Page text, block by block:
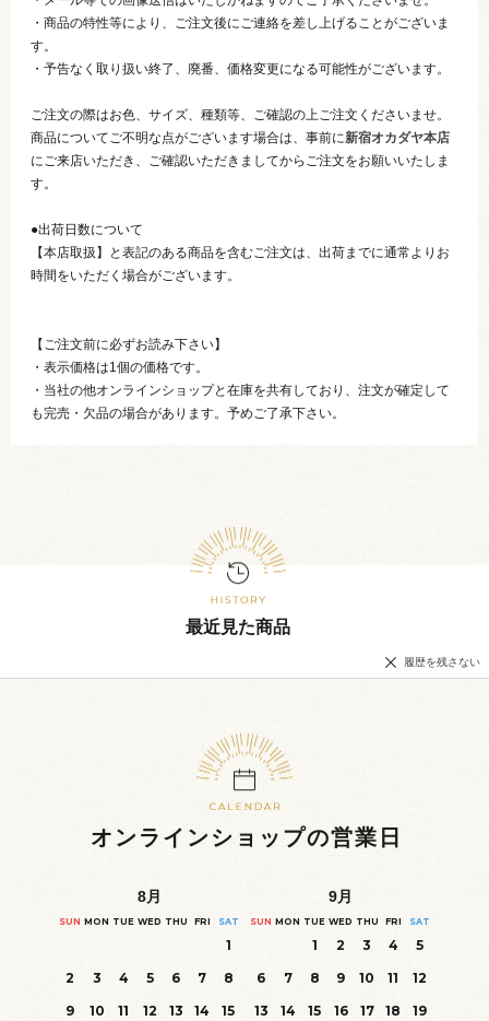
・商品の特性等により、ご注文後にご連絡を差し上げることがございま
す。
・予告なく取り扱い終了、廃番、価格変更になる可能性がございます。
ご注文の際はお色、サイズ、種類等、ご確認の上ご注文くださいませ。
商品についてご不明な点がございます場合は、事前に新宿オカダヤ本店
にご来店いただき、ご確認いただきましてからご注文をお願いいたしま
す。
●出荷日数について
【本店取扱】と表記のある商品を含むご注文は、出荷までに通常よりお
時間をいただく場合がございます。
【ご注文前に必ずお読み下さい】
・表示価格は1個の価格です。
・当社の他オンラインショップと在庫を共有しており、注文が確定して
も完売・欠品の場合があります。予めご了承下さい。
最近見た商品
履歴を残さない
オンラインショップの営業日
8月
SUN MON TUE WED THU FRI SAT
1
2
3 4 5 6 7
8
9
10 11 12 13 14
15
9月
SUN MON TUE WED THU FRI SAT
1 2 3 4
5
6
7 8 9 10 11
12
13
14 15 16 17 18
19